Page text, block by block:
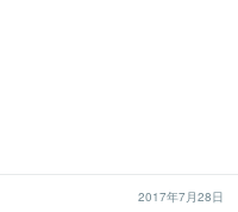
2017年7月28日